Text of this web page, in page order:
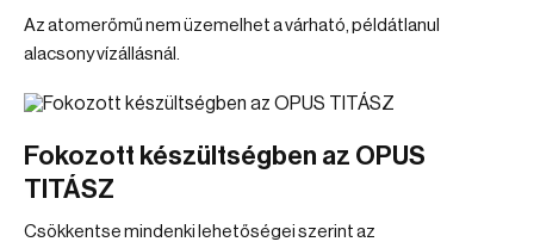
Az atomerőmű nem üzemelhet a várható, példátlanul
alacsony vízállásnál.
Fokozott készültségben az OPUS
TITÁSZ
Csökkentse mindenki lehetőségei szerint az